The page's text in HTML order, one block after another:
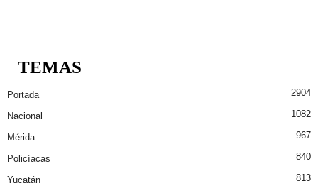
TEMAS
Portada 2904
Nacional 1082
Mérida 967
Policíacas 840
Yucatán 813